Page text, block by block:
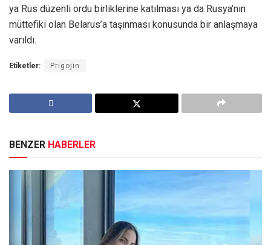
ya Rus düzenli ordu birliklerine katılması ya da Rusya’nın
müttefiki olan Belarus’a taşınması konusunda bir anlaşmaya
varıldı.
Etiketler: Prigojin
BENZER HABERLER